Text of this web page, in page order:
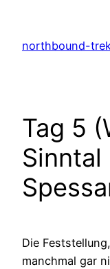
springen
northbound-
Tag 5
Sinntal
Die
manchmal gar